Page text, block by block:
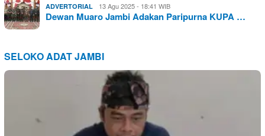
ADVERTORIAL 13 Agu 2025 - 18:41 WIB
Dewan Muaro Jambi Adakan Paripurna KUPA …
SELOKO ADAT JAMBI